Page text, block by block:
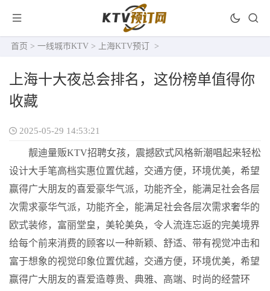
首页 > 一线城市KTV > 上海KTV预订 >
上海十大夜总会排名，这份榜单值得你
收藏
2025-05-29 14:53:21
靓迪量贩KTV招聘女孩，震撼欧式风格新潮唱起来轻松
设计大手笔高档实惠位置优越，交通方便，环境优美，希望
赢得广大朋友的喜爱豪华气派，功能齐全，能满足社会各层
次需求豪华气派，功能齐全，能满足社会各层次需求奢华的
欧式装修，富丽堂皇，美轮美奂，令人流连忘返的完美境界
给每个前来消费的顾客以一种新颖、舒适、带有视觉冲击和
富于想象的视觉印象位置优越，交通方便，环境优美，希望
赢得广大朋友的喜爱造尊贵、典雅、高端、时尚的经营环